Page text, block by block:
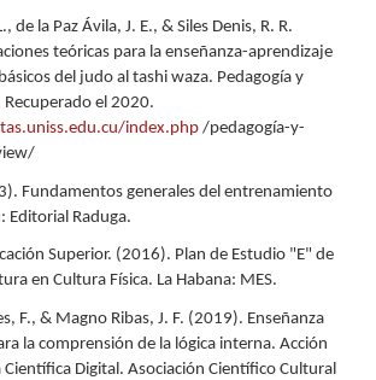
de la Paz Ávila, J. E., & Siles Denis, R. R.
teóricas para la enseñanza-aprendizaje
del judo al tashi waza. Pedagogía y
el 2020.
index.php /pedagogía-y-
Fundamentos generales del entrenamiento
Raduga.
Superior. (2016). Plan de Estudio "E" de
en Cultura Física. La Habana: MES.
F., & Magno Ribas, J. F. (2019). Enseñanza
la comprensión de la lógica interna. Acción
Científica Digital. Asociación Científico Cultural